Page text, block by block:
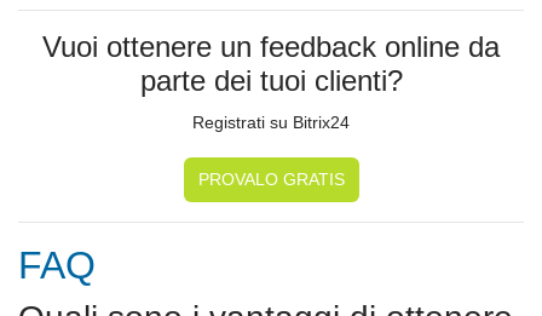
Vuoi ottenere un feedback online da
parte dei tuoi clienti?
Registrati su Bitrix24
PROVALO GRATIS
FAQ